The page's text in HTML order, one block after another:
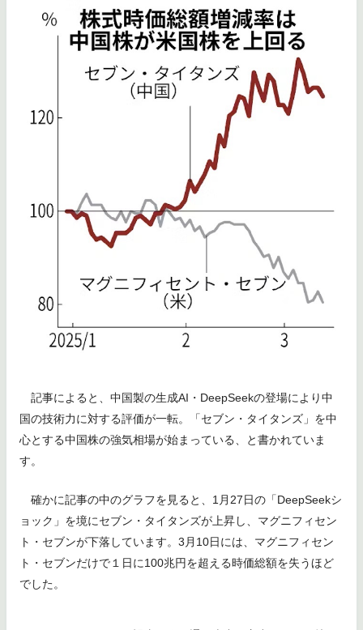
記事によると、中国製の生成AI・DeepSeekの登場により中
国の技術力に対する評価が一転。「セブン・タイタンズ」を中
心とする中国株の強気相場が始まっている、と書かれていま
す。
確かに記事の中のグラフを見ると、1月27日の「DeepSeekシ
ョック」を境にセブン・タイタンズが上昇し、マグニフィセン
ト・セブンが下落しています。3月10日には、マグニフィセン
ト・セブンだけで１日に100兆円を超える時価総額を失うほど
でした。